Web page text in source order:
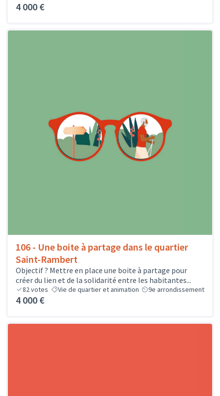
4 000 €
106 - Une boite à partage dans le quartier
Saint-Rambert
Objectif ? Mettre en place une boite à partage pour
créer du lien et de la solidarité entre les habitantes...
82votes Vie de quartier et animation 9e arrondissement
4 000 €